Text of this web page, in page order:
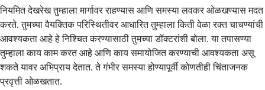
नियमित देखरेख तुम्हाला मार्गावर राहण्यास आणि समस्या लवकर ओळखण्यास मदत
करते. तुमच्या वैयक्तिक परिस्थितीवर आधारित तुम्हाला किती वेळा रक्त चाचण्यांची
आवश्यकता आहे हे निश्चित करण्यासाठी तुमच्या डॉक्टरांशी बोला. या तपासण्या
तुम्हाला काय काम करत आहे आणि काय समायोजित करण्याची आवश्यकता असू
शकते यावर अभिप्राय देतात. ते गंभीर समस्या होण्यापूर्वी कोणतीही चिंताजनक
प्रवृत्ती ओळखतात.